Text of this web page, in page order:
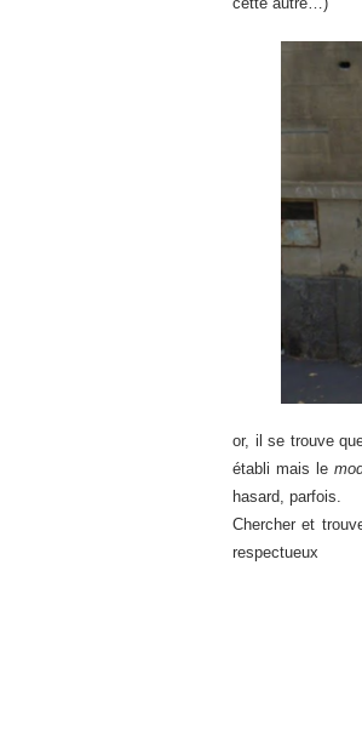
or, il se trouve
établi mais le
hasard, parfois.
Chercher et
respectueux